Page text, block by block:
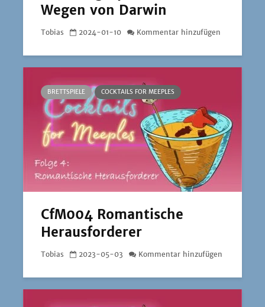
Wegen von Darwin
Tobias 2024-01-10 Kommentar hinzufügen
BRETTSPIELE COCKTAILS FOR MEEPLES
CfM004 Romantische
Herausforderer
Tobias 2023-05-03 Kommentar hinzufügen